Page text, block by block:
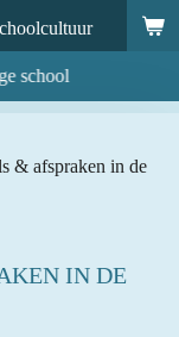
school
& afspraken in de
IN DE